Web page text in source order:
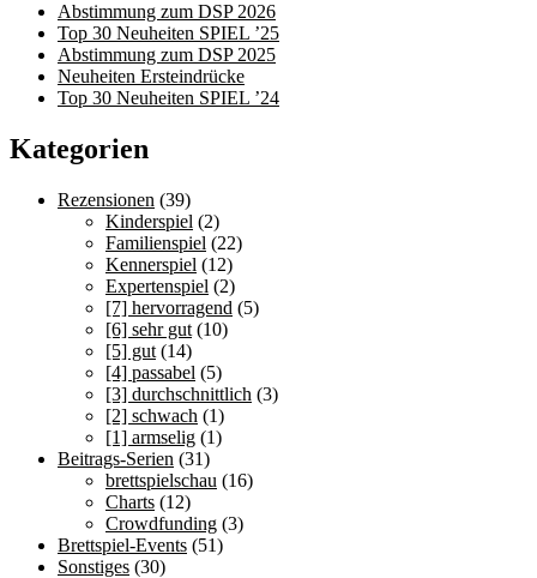
Abstimmung zum DSP 2026
Top 30 Neuheiten SPIEL ’25
Abstimmung zum DSP 2025
Neuheiten Ersteindrücke
Top 30 Neuheiten SPIEL ’24
Kategorien
Rezensionen (39)
Kinderspiel (2)
Familienspiel (22)
Kennerspiel (12)
Expertenspiel (2)
[7] hervorragend (5)
[6] sehr gut (10)
[5] gut (14)
[4] passabel (5)
[3] durchschnittlich (3)
[2] schwach (1)
[1] armselig (1)
Beitrags-Serien (31)
brettspielschau (16)
Charts (12)
Crowdfunding (3)
Brettspiel-Events (51)
Sonstiges (30)